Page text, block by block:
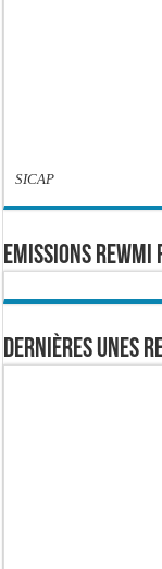
SICAP
EMISSIONS
Dernières Unes